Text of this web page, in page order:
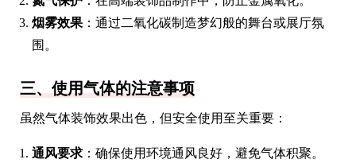
烟雾效果 ：通过二氧化碳制造梦幻般的舞台或展厅氛
围。
三、使用气体的注意事项
虽然气体装饰效果出色，但安全使用至关重要：
通风要求 ：确保使用环境通风良好，避免气体积聚。